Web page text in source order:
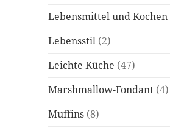
Lebensmittel und Kochen
Lebensstil (2)
Leichte Küche (47)
Marshmallow-Fondant (4)
Muffins (8)